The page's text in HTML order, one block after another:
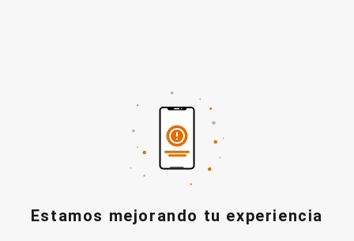
Estamos mejorando tu experiencia